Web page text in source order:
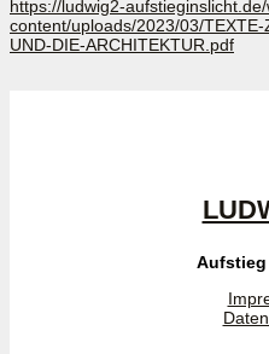
https://ludwig2-
content/uploads/2023/03/
UND-DIE-ARCHITEKTUR.pdf